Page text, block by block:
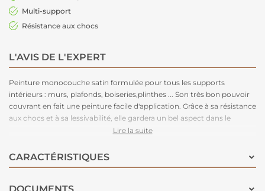
Multi-support
Résistance aux chocs
L'AVIS DE L'EXPERT
Peinture monocouche satin formulée pour tous les supports
intérieurs : murs, plafonds, boiseries,plinthes ... Son très bon pouvoir
couvrant en fait une peinture facile d'application. Grâce à sa résistance
aux chocs et à sa lessivabilité, elle gardera un bel aspect dans le
temps. Disponible en 54 teintes pour un large choix de déco.
Lire la suite
CARACTÉRISTIQUES